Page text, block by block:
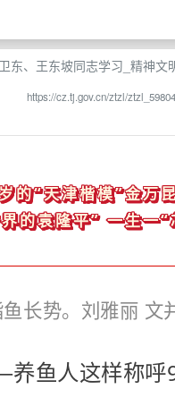
东、王东坡同志学习_精神
https://cz.tj.gov.cn/ztzl/
的“天津楷模”金万
的袁隆平” 一生一“
长势。刘雅丽 文
养鱼人这样称